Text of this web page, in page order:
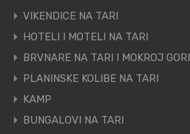
VIKENDICE NA TARI
HOTELI I MOTELI NA TARI
BRVNARE NA TARI I MOKROJ GORI
PLANINSKE KOLIBE NA TARI
KAMP
BUNGALOVI NA TARI